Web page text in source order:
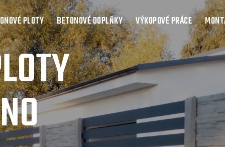
PLOTY BETONOVÉ DOPLŇKY VÝKOPOVÉ PRÁCE